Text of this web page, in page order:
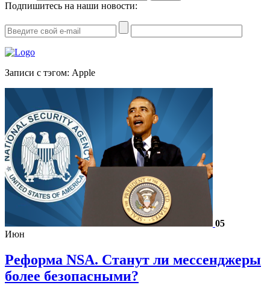
Подпишитесь на наши новости:
Записи с тэгом: Apple
05
Июн
Реформа NSA. Станут ли мессенджеры
более безопасными?